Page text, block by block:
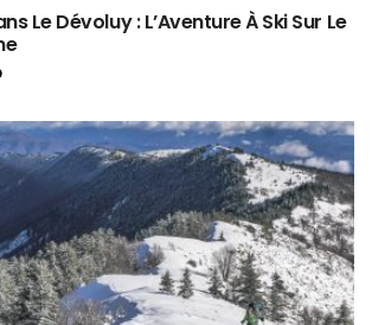
Le Dévoluy : L’Aventure À Ski Sur Le